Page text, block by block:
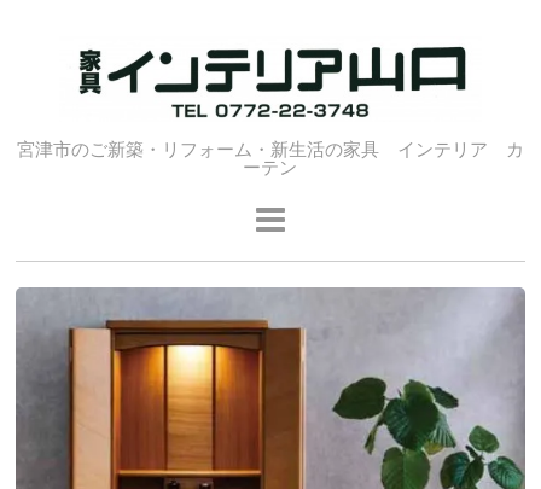
宮津市のご新築・リフォーム・新生活の家具 インテリア カ
ーテン